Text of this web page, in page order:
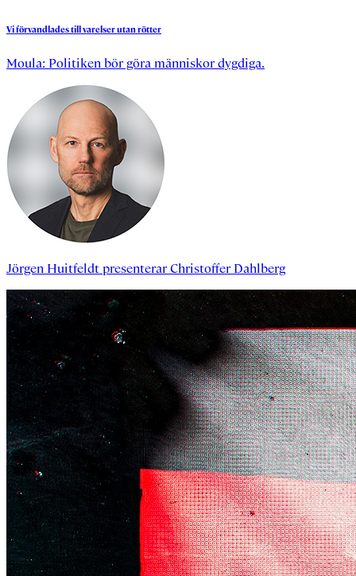
Viförvandladestillvarelserutanrötter
Moula: Politiken bör göra människor dygdiga.
Jörgen HuitfeldtpresenterarChristoffer Dahlberg